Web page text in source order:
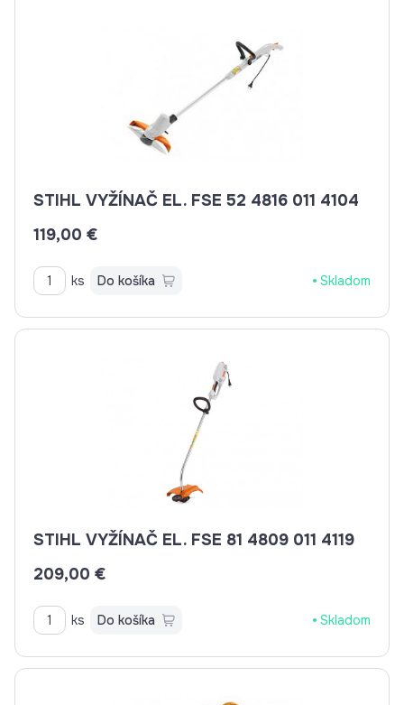
STIHL VYŽÍNAČ EL. FSE 52 4816 011 4104
119,00 €
ks Do košíka Skladom
STIHL VYŽÍNAČ EL. FSE 81 4809 011 4119
209,00 €
ks Do košíka Skladom